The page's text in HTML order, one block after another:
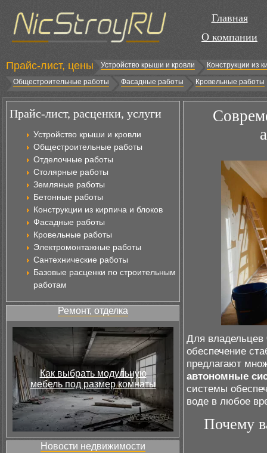
Главная
О компании
Прайс-лист, цены Устройство крыши и кровли
Конструкции из
Общестроительные работы
Фасадные работы Кровельные работы
Прайс-лист, расценки, услуги
Устройство крыши и кровли
Общестроительные работы
Отделочные работы
Столярные работы
Земляные работы
Бетонные работы
Конструкции из кирпича и блоков
Фасадные работы
Кровельные работы
Электромонтажные работы
Сантехнические работы
Базовые расценки по строительным
работам
Ремонт, отделка
Как выбрать модульную
мебель под размер комнаты
Новости недвижимости
Для владельцев
обеспечение
предлагают
автономные
системы
воде в любое
Почему